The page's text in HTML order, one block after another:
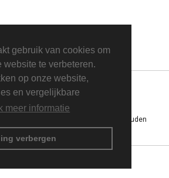
gebruik van cookies om
website te verbeteren.
op onze website,
en vergelijkbare
meer informatie
verbergen
Copyright © 2026 Alle rechten voorbehouden
Privacybeleid